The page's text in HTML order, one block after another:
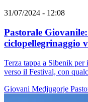
31/07/2024 - 12:08
Pastorale
ciclopellegrinaggio
Terza tappa a Sibenik
verso il Festival, con
Giovani Medjugorje